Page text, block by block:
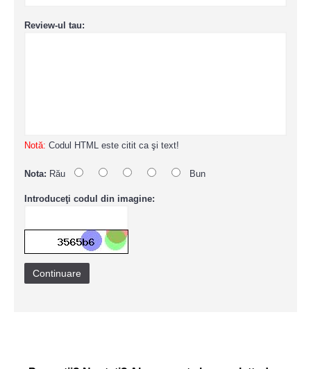
Review-ul tau:
Notă: Codul HTML este citit ca şi text!
Nota: Rău Bun
Introduceţi codul din imagine:
Continuare